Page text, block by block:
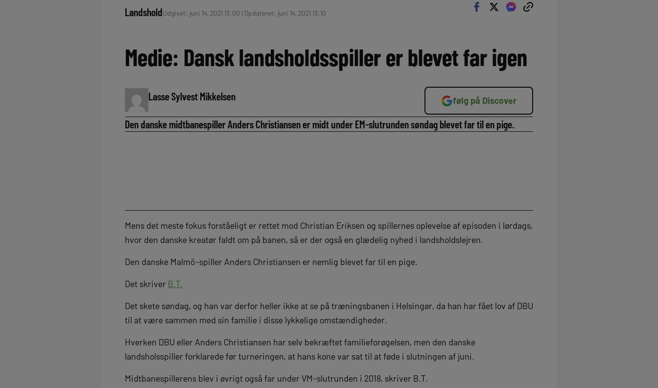
LandsholdUdgivet: juni 14, 2021 13:00 | Opdateret: juni 14, 2021 13:10
Medie: Dansk landsholdsspiller er blevet far igen
Lasse Sylvest Mikkelsen følg på Discover
Den danske midtbanespiller Anders Christiansen er midt under EM-slutrunden søndag blevet far til en pige.
Mens det meste fokus forståeligt er rettet mod Christian Eriksen og spillernes oplevelse af episoden i lørdags,
hvor den danske kreatør faldt om på banen, så er der også en glædelig nyhed i landsholdslejren.
Den danske Malmö-spiller Anders Christiansen er nemlig blevet far til en pige.
Det skriver B.T.
Det skete søndag, og han var derfor heller ikke at se på træningsbanen i Helsingør, da han har fået lov af DBU
til at være sammen med sin familie i disse lykkelige omstændigheder.
Hverken DBU eller Anders Christiansen har selv bekræftet familieforøgelsen, men den danske
landsholsspiller forklarede før turneringen, at hans kone var sat til at føde i slutningen af juni.
Midtbanespillerens blev i øvrigt også far under VM-slutrunden i 2018, skriver B.T.